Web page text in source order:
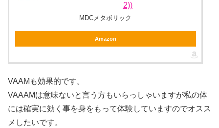
2))
MDCメタボリック
Amazon
VAAMも効果的です。
VAAAMは意味ないと言う方もいらっしゃいますが私の体
には確実に効く事を身をもって体験していますのでオスス
メしたいです。